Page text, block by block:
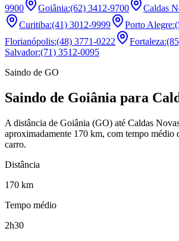
9900
Goiânia:(62) 3412-9700 Caldas
Curitiba:(41) 3012-9999 Porto Alegre:
Florianópolis:(48) 3771-0222 Fortaleza:
Salvador:(71) 3512-0095
Saindo de GO
Saindo de Goiânia para
A distância de Goiânia (GO) até Caldas
aproximadamente 170 km, com tempo médio
carro.
Distância
170 km
Tempo médio
2h30